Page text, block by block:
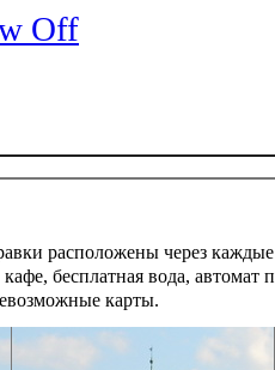
Off
расположены через
бесплатная вода, автомат
карты.